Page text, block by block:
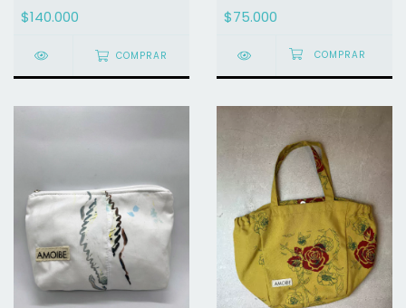
$140.000
COMPRAR
$75.000